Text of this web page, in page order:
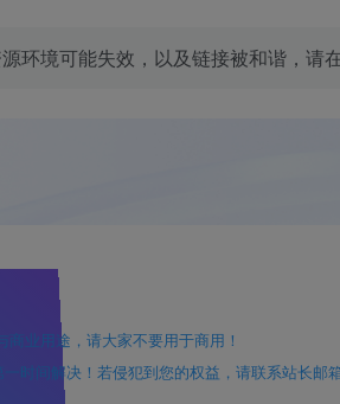
源环境可能失效，以及链接被和谐，请
业用途，请大家不要用于商用！
时间解决！若侵犯到您的权益，请联系站长邮